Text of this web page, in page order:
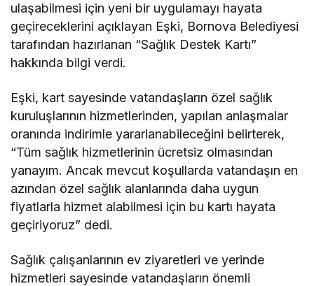
ulaşabilmesi için yeni bir uygulamayı hayata
geçireceklerini açıklayan Eşki, Bornova Belediyesi
tarafından hazırlanan “Sağlık Destek Kartı”
hakkında bilgi verdi.
Eşki, kart sayesinde vatandaşların özel sağlık
kuruluşlarının hizmetlerinden, yapılan anlaşmalar
oranında indirimle yararlanabileceğini belirterek,
“Tüm sağlık hizmetlerinin ücretsiz olmasından
yanayım. Ancak mevcut koşullarda vatandaşın en
azından özel sağlık alanlarında daha uygun
fiyatlarla hizmet alabilmesi için bu kartı hayata
geçiriyoruz” dedi.
Sağlık çalışanlarının ev ziyaretleri ve yerinde
hizmetleri sayesinde vatandaşların önemli